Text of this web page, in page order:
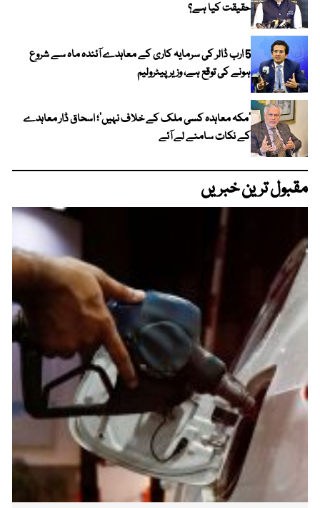
حقیقت کیا ہے؟
5 ارب ڈالر کی سرمایہ کاری کے معاہدے آئندہ ماہ سے شروع
ہونے کی توقع ہے، وزیر پیٹرولیم
‘مکہ معاہدہ کسی ملک کے خلاف نہیں’؛ اسحاق ڈار معاہدے
کے نکات سامنے لے آئے
مقبول ترین خبریں